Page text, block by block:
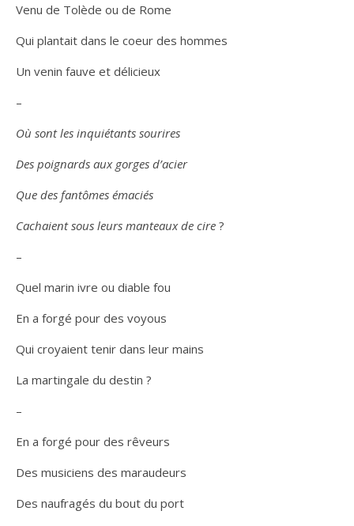
Venu de Tolède ou de Rome
Qui plantait dans le coeur des hommes
Un venin fauve et délicieux
–
Où sont les inquiétants sourires
Des poignards aux gorges d’acier
Que des fantômes émaciés
Cachaient sous leurs manteaux de cire ?
–
Quel marin ivre ou diable fou
En a forgé pour des voyous
Qui croyaient tenir dans leur mains
La martingale du destin ?
–
En a forgé pour des rêveurs
Des musiciens des maraudeurs
Des naufragés du bout du port